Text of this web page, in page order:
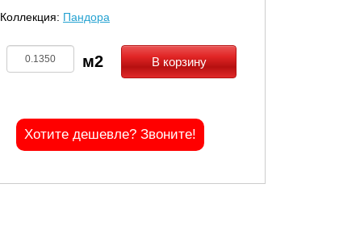
Коллекция: Пандора
В корзину
Хотите дешевле? Звоните!